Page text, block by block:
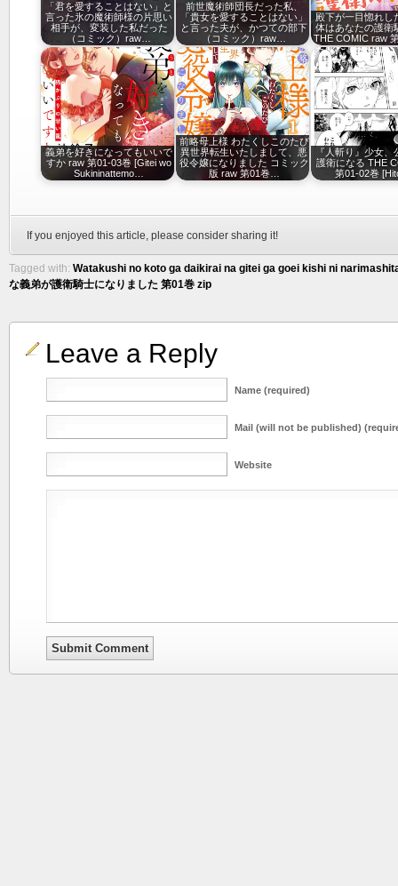
「君を愛することはない」と
言った氷の魔術師様の片思い
相手が、変装した私だった
（コミック）raw…
前世魔術師団長だった私、
「貴女を愛することはない」
と言った夫が、かつての部下
（コミック）raw…
殿下が一目惚れし
体はあなたの護衛
THE COMIC raw
義弟を好きになってもいいで
すか raw 第01-03巻 [Gitei wo
Sukininattemo…
前略母上様 わたくしこのたび
異世界転生いたしまして、悪
役令嬢になりました コミック
版 raw 第01巻…
『人斬り』少女
護衛になる THE
第01-02巻
If you enjoyed this article, please consider sharing it!
Tagged with: Watakushi no koto ga daikirai na gitei ga goei kishi ni
な義弟が護衛騎士になりました 第01巻 zip
Leave a Reply
Name (required)
Mail (will not be published)
Website